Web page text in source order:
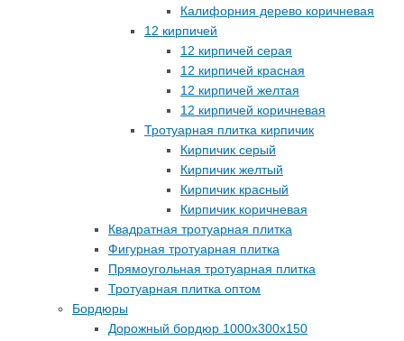
Калифорния дерево коричневая
12 кирпичей
12 кирпичей серая
12 кирпичей красная
12 кирпичей желтая
12 кирпичей коричневая
Тротуарная плитка кирпичик
Кирпичик серый
Кирпичик желтый
Кирпичик красный
Кирпичик коричневая
Квадратная тротуарная плитка
Фигурная тротуарная плитка
Прямоугольная тротуарная плитка
Тротуарная плитка оптом
Бордюры
Дорожный бордюр 1000х300х150